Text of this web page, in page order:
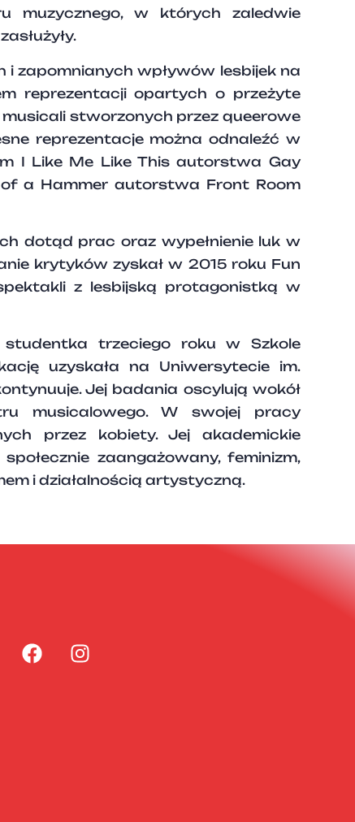
w których zaledwie
i zapomnianych wpływów lesbijek na
reprezentacji opartych o przeżyte
stworzonych przez queerowe
reprezentacje można odnaleźć w
I Like Me Like This autorstwa Gay
a Hammer autorstwa Front Room
dotąd prac oraz wypełnienie luk w
krytyków zyskał w 2015 roku Fun
z lesbijską protagonistką w
trzeciego roku w Szkole
uzyskała na Uniwersytecie im.
Jej badania oscylują wokół
musicalowego. W swojej pracy
przez kobiety. Jej akademickie
zaangażowany, feminizm,
i działalnością artystyczną.